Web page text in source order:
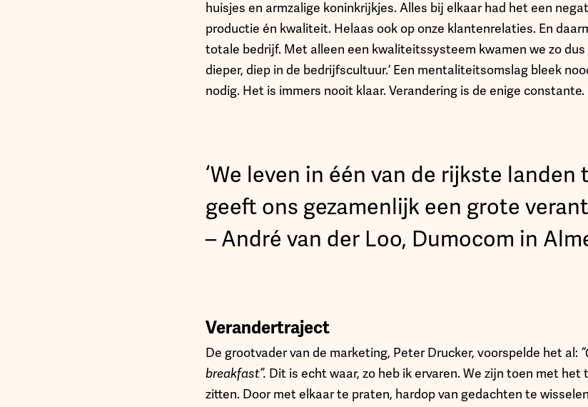
huisjes en armzalige koninkrijkjes. Alles bij elkaar had het een
productie én kwaliteit. Helaas ook op onze klantenrelaties. En
totale bedrijf. Met alleen een kwaliteitssysteem kwamen we zo
dieper, diep in de bedrijfscultuur.’ Een mentaliteitsomslag bleek
nodig. Het is immers nooit klaar. Verandering is de enige constante.
‘We leven in één van de rijkste
geeft ons gezamenlijk een grote
– André van der Loo, Dumocom in
Verandertraject
De grootvader van de marketing, Peter Drucker, voorspelde het al:
breakfast”. Dit is echt waar, zo heb ik ervaren. We zijn toen met
zitten. Door met elkaar te praten, hardop van gedachten te